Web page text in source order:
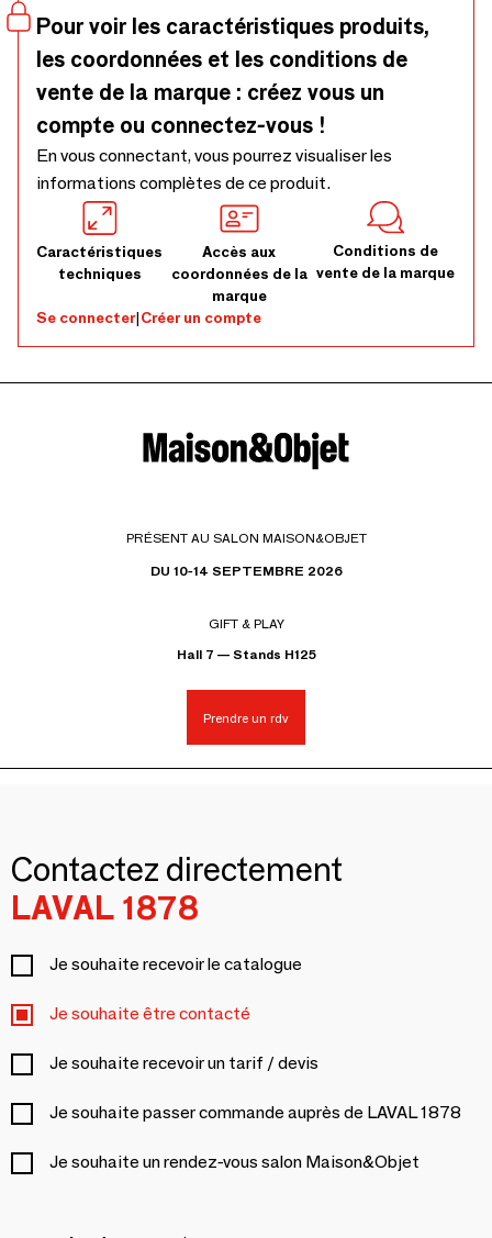
Pour voir les caractéristiques produits,
les coordonnées et les conditions de
vente de la marque : créez vous un
compte ou connectez-vous !
En vous connectant, vous pourrez visualiser les
informations complètes de ce produit.
Caractéristiques
techniques
Accès aux
coordonnées de la
marque
Conditions de
vente de la marque
Se connecter|Créer un compte
PRÉSENT AU SALON MAISON&OBJET
DU 10-14 SEPTEMBRE 2026
GIFT & PLAY
Hall 7 — Stands H125
Prendre un rdv
Contactez directement
LAVAL 1878
Je souhaite recevoir le catalogue
Je souhaite être contacté
Je souhaite recevoir un tarif / devis
Je souhaite passer commande auprès de LAVAL 1878
Je souhaite un rendez-vous salon Maison&Objet